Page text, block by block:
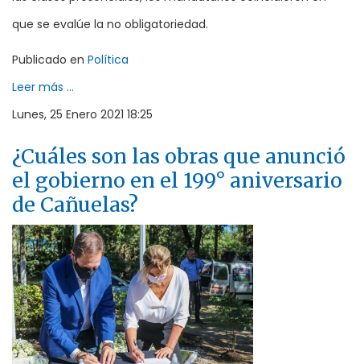
que se evalúe la no obligatoriedad.
Publicado en Política
Leer más ...
Lunes, 25 Enero 2021 18:25
¿Cuáles son las obras que anunció
el gobierno en el 199° aniversario
de Cañuelas?